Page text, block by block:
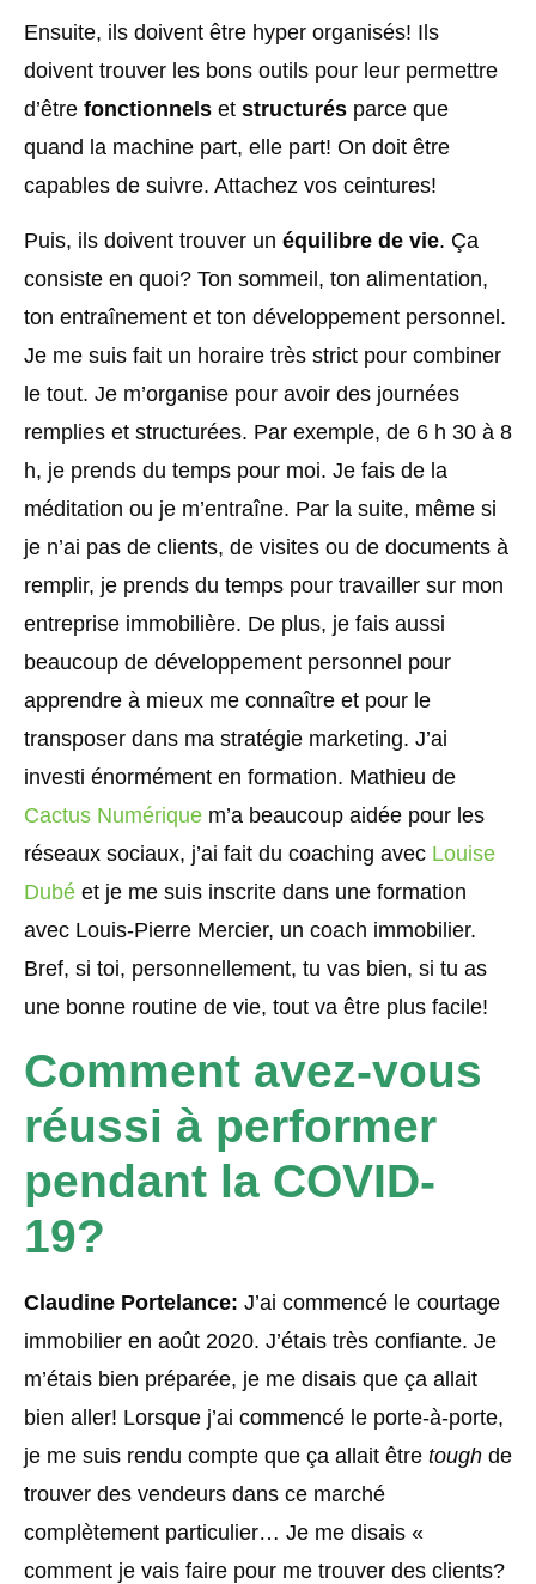
Ensuite, ils doivent être hyper organisés! Ils
doivent trouver les bons outils pour leur permettre
d’être fonctionnels et structurés parce que
quand la machine part, elle part! On doit être
capables de suivre. Attachez vos ceintures!
Puis, ils doivent trouver un équilibre de vie. Ça
consiste en quoi? Ton sommeil, ton alimentation,
ton entraînement et ton développement personnel.
Je me suis fait un horaire très strict pour combiner
le tout. Je m’organise pour avoir des journées
remplies et structurées. Par exemple, de 6 h 30 à 8
h, je prends du temps pour moi. Je fais de la
méditation ou je m’entraîne. Par la suite, même si
je n’ai pas de clients, de visites ou de documents à
remplir, je prends du temps pour travailler sur mon
entreprise immobilière. De plus, je fais aussi
beaucoup de développement personnel pour
apprendre à mieux me connaître et pour le
transposer dans ma stratégie marketing. J’ai
investi énormément en formation. Mathieu de
Cactus Numérique m’a beaucoup aidée pour les
réseaux sociaux, j’ai fait du coaching avec Louise
Dubé et je me suis inscrite dans une formation
avec Louis-Pierre Mercier, un coach immobilier.
Bref, si toi, personnellement, tu vas bien, si tu as
une bonne routine de vie, tout va être plus facile!
Comment avez-vous
réussi à performer
pendant la COVID-
19?
Claudine Portelance: J’ai commencé le courtage
immobilier en août 2020. J’étais très confiante. Je
m’étais bien préparée, je me disais que ça allait
bien aller! Lorsque j’ai commencé le porte-à-porte,
je me suis rendu compte que ça allait être tough de
trouver des vendeurs dans ce marché
complètement particulier… Je me disais «
comment je vais faire pour me trouver des clients?